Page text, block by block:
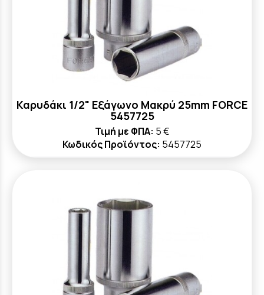
Καρυδάκι 1/2" Εξάγωνο Μακρύ 25mm FORCE
5457725
Τιμή με ΦΠΑ: 5 €
Κωδικός Προϊόντος: 5457725